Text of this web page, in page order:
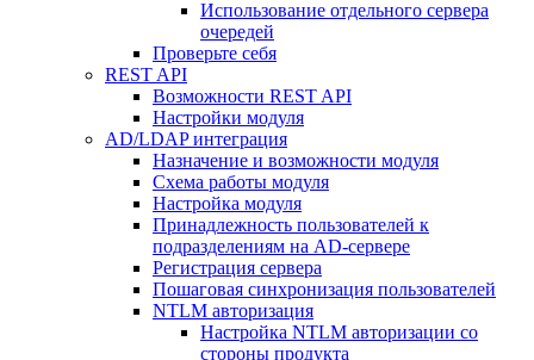
Использование отдельного сервера
очередей
Проверьте себя
REST API
Возможности REST API
Настройки модуля
AD/LDAP интеграция
Назначение и возможности модуля
Схема работы модуля
Настройка модуля
Принадлежность пользователей к
подразделениям на AD-сервере
Регистрация сервера
Пошаговая синхронизация пользователей
NTLM авторизация
Настройка NTLM авторизации со
стороны продукта